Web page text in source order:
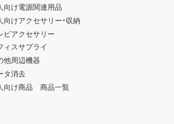
向け電源関連用品
向けアクセサリー・収納
ビアクセサリー
ィスサプライ
他周辺機器
タ消去
向け商品 商品一覧